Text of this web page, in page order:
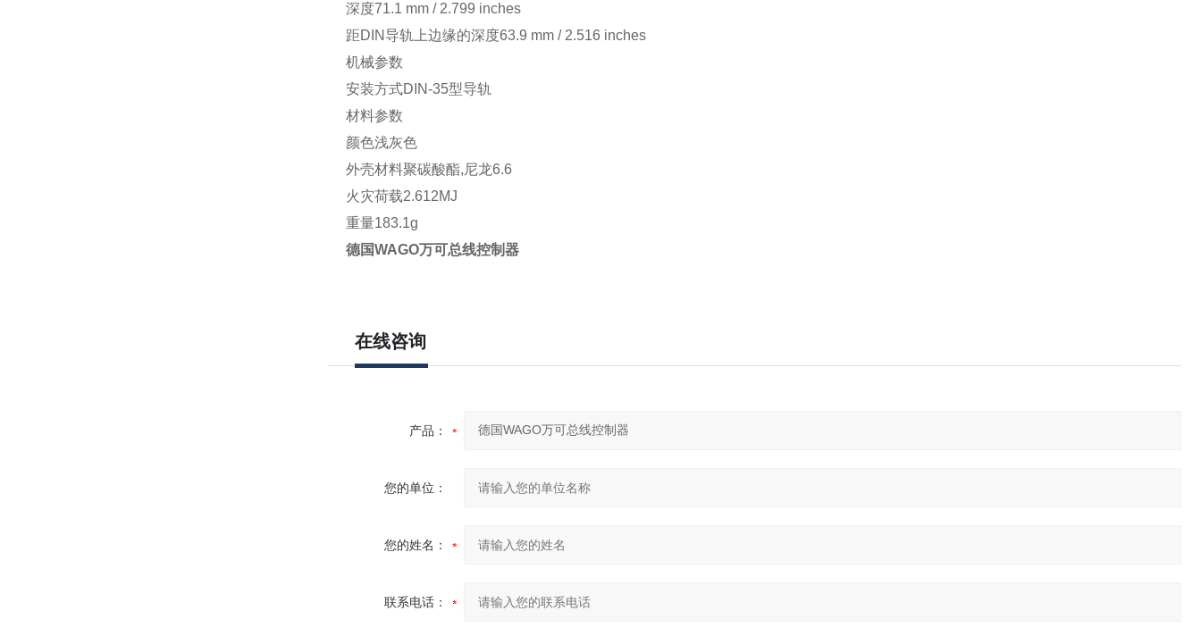
深度71.1 mm / 2.799 inches
距DIN导轨上边缘的深度63.9 mm / 2.516 inches
机械参数
安装方式DIN-35型导轨
材料参数
颜色浅灰色
外壳材料聚碳酸酯,尼龙6.6
火灾荷载2.612MJ
重量183.1g
德国WAGO万可总线控制器
在线咨询
产品：
您的单位：
您的姓名：
联系电话：